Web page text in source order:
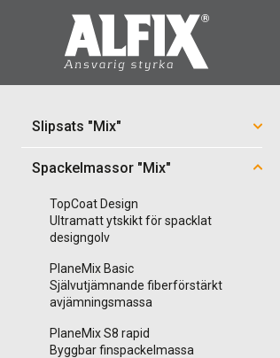
Slipsats "Mix"
Spackelmassor "Mix"
TopCoat Design
Ultramatt ytskikt för spacklat
designgolv
PlaneMix Basic
Självutjämnande fiberförstärkt
avjämningsmassa
PlaneMix S8 rapid
Byggbar finspackelmassa